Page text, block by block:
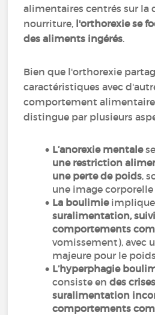
alimentaires centrés sur la
nourriture, l'orthorexie se
des aliments ingérés.
Bien que l'orthorexie
caractéristiques avec
comportement alimentaire
distingue par plusieurs
L’anorexie mentale
une restriction
une perte de poids,
une image
La boulimie
suralimentation,
comportements
vomissement), avec
majeure pour le
L’hyperphagie
consiste endes
suralimentation
comportements